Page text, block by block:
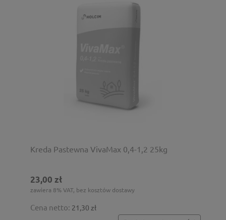
Kreda Pastewna VivaMax 0,4-1,2 25kg
23,00 zł
zawiera 8% VAT, bez kosztów dostawy
Cena netto: 21,30 zł